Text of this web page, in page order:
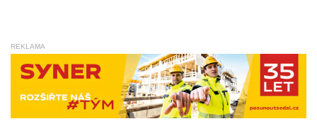
REKLAMA